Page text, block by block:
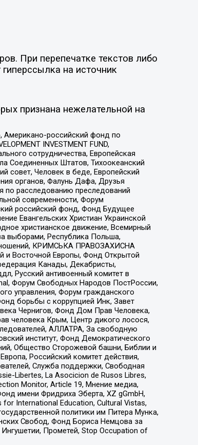
При перепечатке текстов либо
на источник
признана нежелательной на
российский фонд по
INVESTMENT FUND,
сотрудничества, Европейская
Соединенных Штатов, Тихоокеанский
совет, Человек в беде, Европейский
органов, Фалунь Дафа, Друзья
по расследованию преследований
современности, Форум
российский фонд, Фонд Будущее
Евангельских Христиан Украинской
христианское движение, Всемирный
выборами, Республика Польша,
КРИМСЬКА ПРАВОЗАХИСНА
и Восточной Европы, Фонд Открытой
Канады, Декабристы,
Русский антивоенный комитет в
Форум Свободных Народов ПостРоссии,
управления, Форум гражданского
борьбы с коррупцией Инк, Завет
Чернигов, Фонд Дом Прав Человека,
человека Крым, Центр дикого лосося,
АЛЛАТРА, За свободную
институт, Фонд Демократического
Общество Сторожевой башни, Библии и
Российский комитет действия,
Служба поддержки, Свободная
Libertes, La Asocicion de Rusos Libres,
Monitor, Article 19, Мнение медиа,
имени Фридриха Эберта, XZ gGmbH,
International Education, Cultural Vistas,
политики им Питера Мунка,
Свобод, Фонд Бориса Немцова за
Прометей, Stop Occupation of